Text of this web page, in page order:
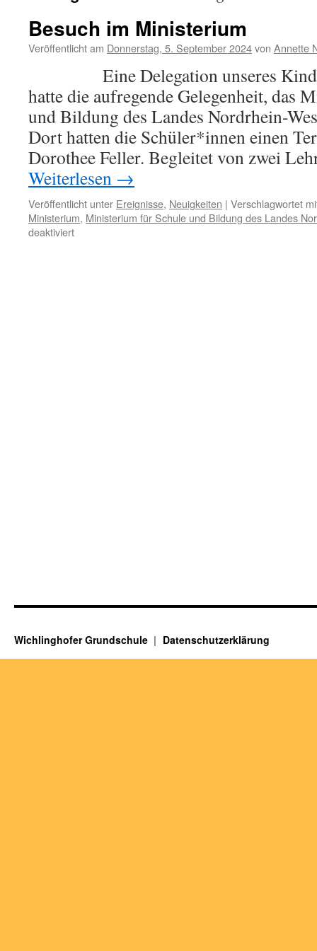
Besuch im Ministerium
Veröffentlicht am Donnerstag, 5. September 2024von Annette
Eine Delegation unseres
hatte die aufregende Gelegenheit, das
und Bildung des Landes Nordrhein-
Dort hatten die Schüler*innen einen
Dorothee Feller. Begleitet von zwei
Weiterlesen →
Veröffentlicht unter Ereignisse, Neuigkeiten | Verschlagwortet
Ministerium, Ministerium für Schule und Bildung des Landes
deaktiviertfür
Wichlinghofer Grundschule Datenschutzerklärung